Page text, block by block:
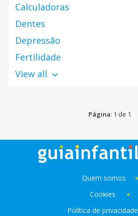
Calculadoras
Dentes
Depressão
Fertilidade
View all
Página: 1 de 1
Quem somos
Cookies
Política de privacidade